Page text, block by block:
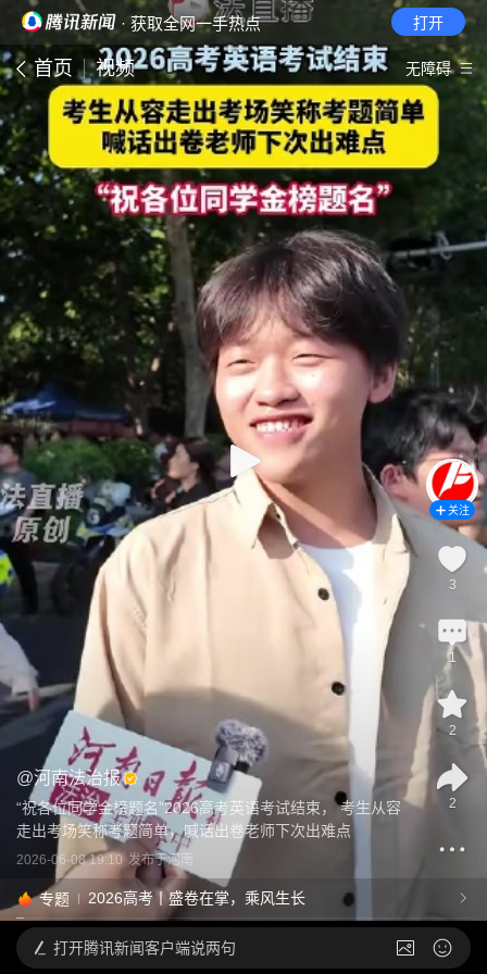
· 获取全网一手热点 打开
首页 视频 无障碍
@河南法治报
“祝各位同学金榜题名”2026高考英语考试结束， 考生从容
走出考场笑称考题简单，喊话出卷老师下次出难点
2026-06-08 19:10 发布于河南
专题 2026高考丨盛卷在掌，乘风生长
关注
3
1
2
2
打开腾讯新闻客户端说两句